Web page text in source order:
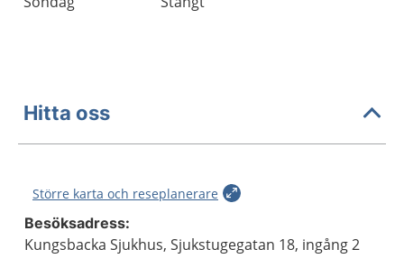
Hitta oss
Större karta och reseplanerare
Besöksadress:
Kungsbacka Sjukhus, Sjukstugegatan 18, ingång 2